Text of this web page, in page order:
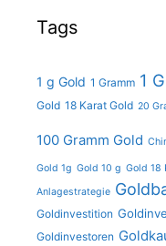
Tags
1 g Gold 1 Gramm 1
Gold 18 Karat Gold 20
100 Gramm Gold
Gold 1g Gold 10 g Gold 18
Anlagestrategie
Goldinvestition
Goldinvestoren